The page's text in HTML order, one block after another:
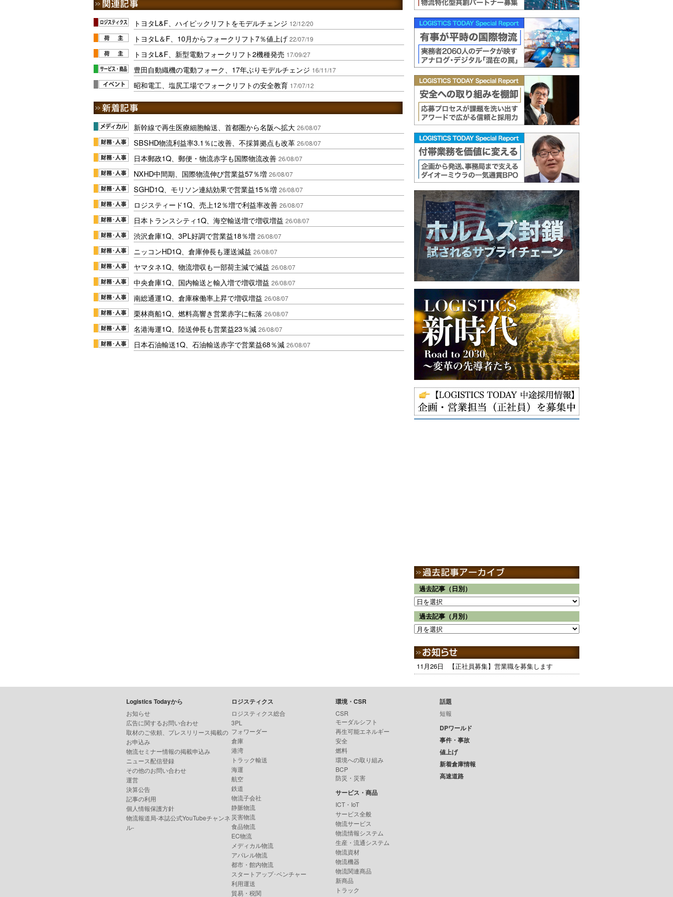
トヨタL&F、ハイピックリフトをモデルチェンジ 12/12/20
トヨタL＆F、10月からフォークリフト7％値上げ 22/07/19
トヨタL&F、新型電動フォークリフト2機種発売 17/09/27
豊田自動織機の電動フォーク、17年ぶりモデルチェンジ 16/11/17
昭和電工、塩尻工場でフォークリフトの安全教育 17/07/12
新幹線で再生医療細胞輸送、首都圏から名阪へ拡大 26/08/07
SBSHD物流利益率3.1％に改善、不採算拠点も改革 26/08/07
日本郵政1Q、郵便・物流赤字も国際物流改善 26/08/07
NXHD中間期、国際物流伸び営業益57％増 26/08/07
SGHD1Q、モリソン連結効果で営業益15％増 26/08/07
ロジスティード1Q、売上12％増で利益率改善 26/08/07
日本トランスシティ1Q、海空輸送増で増収増益 26/08/07
渋沢倉庫1Q、3PL好調で営業益18％増 26/08/07
ニッコンHD1Q、倉庫伸長も運送減益 26/08/07
ヤマタネ1Q、物流増収も一部荷主減で減益 26/08/07
中央倉庫1Q、国内輸送と輸入増で増収増益 26/08/07
南総通運1Q、倉庫稼働率上昇で増収増益 26/08/07
栗林商船1Q、燃料高響き営業赤字に転落 26/08/07
名港海運1Q、陸送伸長も営業益23％減 26/08/07
日本石油輸送1Q、石油輸送赤字で営業益68％減 26/08/07
過去記事（日別）
過去記事（月別）
11月26日 【正社員募集】営業職を募集します
Logistics Todayから
お知らせ
広告に関するお問い合わせ
取材のご依頼、プレスリリース掲載の
お申込み
物流セミナー情報の掲載申込み
ニュース配信登録
その他のお問い合わせ
運営
決算公告
記事の利用
個人情報保護方針
物流報道局-本誌公式YouTubeチャンネ
ル-
ロジスティクス
ロジスティクス総合
3PL
フォワーダー
倉庫
港湾
トラック輸送
海運
航空
鉄道
物流子会社
静脈物流
災害物流
食品物流
EC物流
メディカル物流
アパレル物流
都市・館内物流
スタートアップ･ベンチャー
利用運送
貿易・税関
環境・CSR
CSR
モーダルシフト
再生可能エネルギー
安全
燃料
環境への取り組み
BCP
防災・災害
サービス・商品
ICT・IoT
サービス全般
物流サービス
物流情報システム
生産・流通システム
物流資材
物流機器
物流関連商品
新商品
トラック
話題
短報
DPワールド
事件・事故
値上げ
新着倉庫情報
高速道路